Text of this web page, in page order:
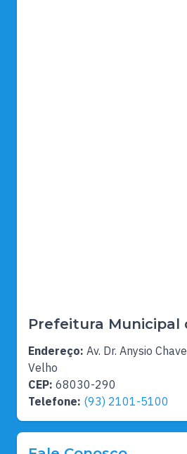
Prefeitura Municipal
Endereço: Av. Dr. Anysio
Velho
CEP: 68030-290
Telefone: (93) 2101-5100